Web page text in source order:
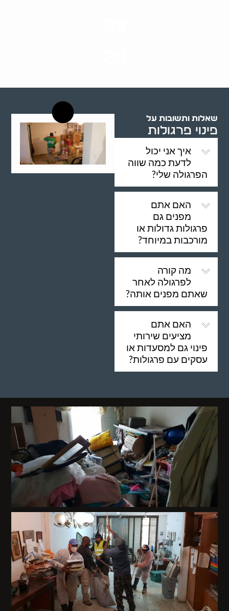
שאלות ותשובות על
פינוי פרגולות
איך אני יכול
לדעת כמה שווה
הפרגולה שלי?
האם אתם
מפנים גם
פרגולות גדולות או
מורכבות במיוחד?
מה קורה
לפרגולה לאחר
שאתם מפנים אותה?
האם אתם
מציעים שירותי
פינוי גם למסעדות או
עסקים עם פרגולות?